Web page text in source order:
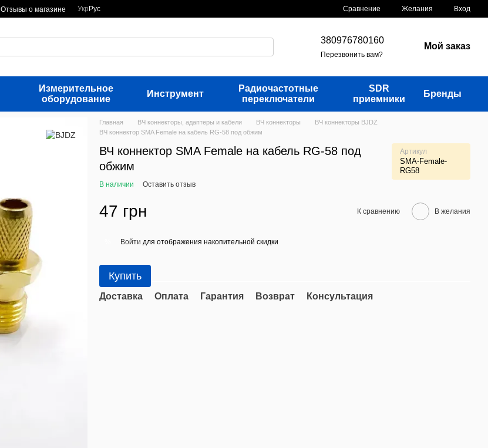
Отзывы о магазине Укр Рус Сравнение Желания Вход
380976780160
Перезвонить вам?
Мой заказ
Измерительное
оборудование
Инструмент
Радиочастотные
переключатели
SDR
приемники
Бренды
Главная ВЧ коннекторы, адаптеры и кабели ВЧ коннекторы
ВЧ коннекторы BJDZ
ВЧ коннектор SMA Female на кабель RG-58 под обжим
ВЧ коннектор SMA Female на кабель RG-58 под
обжим
Артикул
SMA-Female-
RG58
В наличии Оставить отзыв
47 грн К сравнению В желания
Войти для отображения накопительной скидки
Купить
Доставка Оплата Гарантия Возврат Консультация